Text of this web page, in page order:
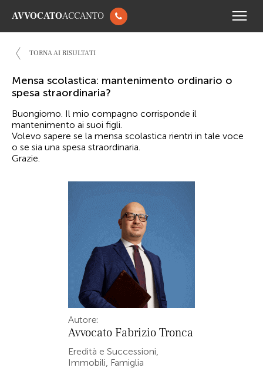
AVVOCATOACCANTO
TORNA AI RISULTATI
Mensa scolastica: mantenimento ordinario o
spesa straordinaria?
Buongiorno. Il mio compagno corrisponde il
mantenimento ai suoi figli.
Volevo sapere se la mensa scolastica rientri in tale voce
o se sia una spesa straordinaria.
Grazie.
Autore:
Avvocato Fabrizio Tronca
Eredità e Successioni,
Immobili, Famiglia